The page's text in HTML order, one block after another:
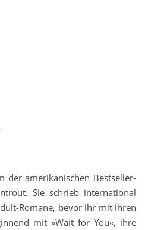
der amerikanischen Bestseller-
Sie schrieb international
Romane, bevor ihr mit ihren
mit »Wait for You«, ihre